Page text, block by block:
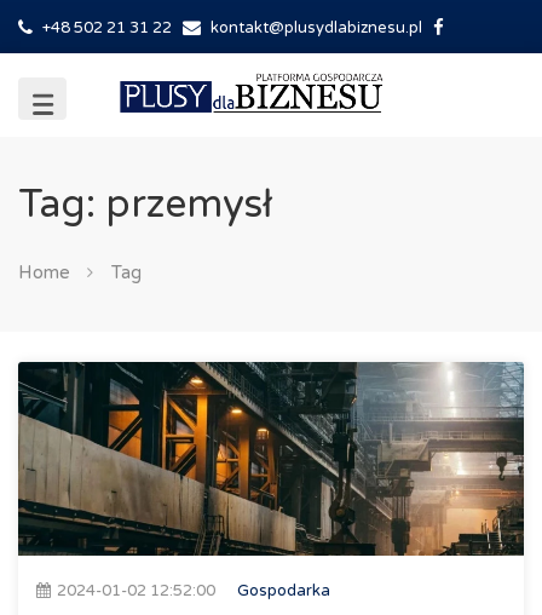
+48 502 21 31 22 kontakt@plusydlabiznesu.pl
Tag: przemysł
Home Tag
2024-01-02 12:52:00 Gospodarka